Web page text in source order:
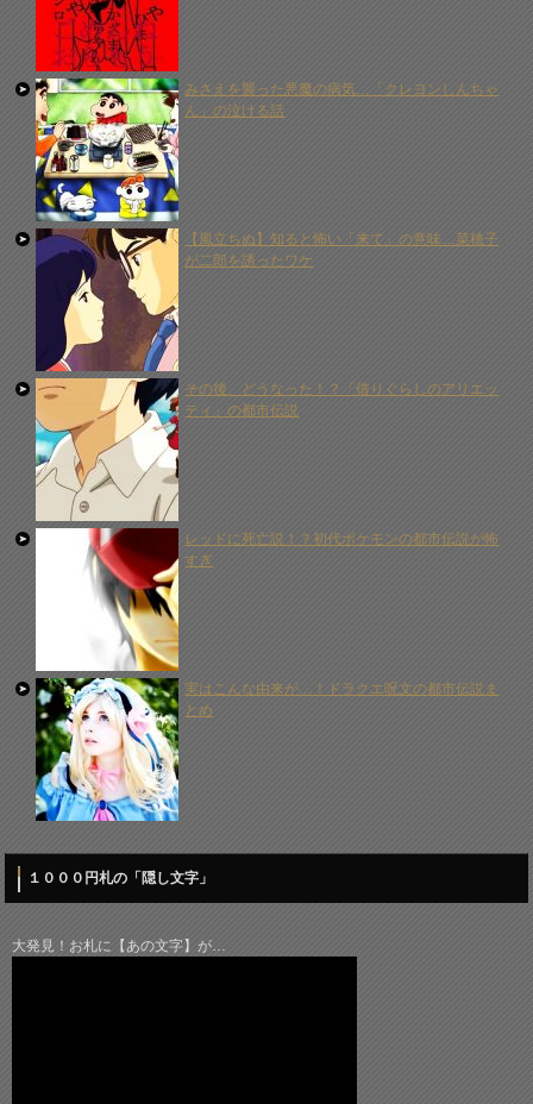
みさえを襲った悪魔の病気…「クレヨンしんちゃ
ん」の泣ける話
【風立ちぬ】知ると怖い「来て」の意味…菜穂子
が二郎を誘ったワケ
その後、どうなった！？「借りぐらしのアリエッ
ティ」の都市伝説
レッドに死亡説！？初代ポケモンの都市伝説が怖
すぎ
実はこんな由来が…！ドラクエ呪文の都市伝説ま
とめ
１０００円札の「隠し文字」
大発見！お札に【あの文字】が…